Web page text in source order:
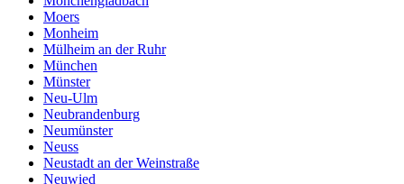
Moers
Monheim
Mülheim an der Ruhr
München
Münster
Neu-Ulm
Neubrandenburg
Neumünster
Neuss
Neustadt an der Weinstraße
Neuwied